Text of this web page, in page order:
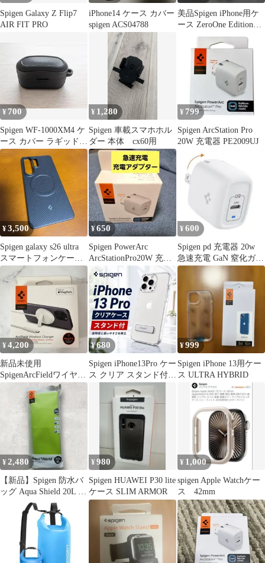
Spigen Galaxy Z Flip7
AIR FIT PRO
iPhone14 ケース カバー
spigen ACS04788
美品Spigen iPhone用ケ
ース ZeroOne Edition携
帯電話
¥700
Spigen WF-1000XM4 ケ
ース カバー ラギッド
アーマー
¥ 1,280
Spigen 車載スマホホル
ダー 本体 cx60用
¥ 799
Spigen ArcStation Pro
20W 充電器 PE2009UJ
¥3,500
Spigen galaxy s26 ultra
スマートフォンケース
アラミド
¥650
Spigen PowerArc
ArcStationPro20W 充電
アダプター
¥ 600
Spigen pd 充電器 20w
急速充電 GaN 窒化ガリ
ウム
¥4,200
新品未使用
SpigenArcFieldワイヤレ
ス充電器 PF2200スタン
¥680
Spigen iPhone13Pro ケー
ス クリア スタンド付き
¥999
Spigen iPhone 13用ケー
ス ULTRA HYBRID
¥2,480
【新品】Spigen 防水バ
ッグ Aqua Shield 20L &
2Lセット
¥980
Spigen HUAWEI P30 lite
ケース SLIM ARMOR
¥ 1,000
spigen Apple Watchケー
ス 42mm